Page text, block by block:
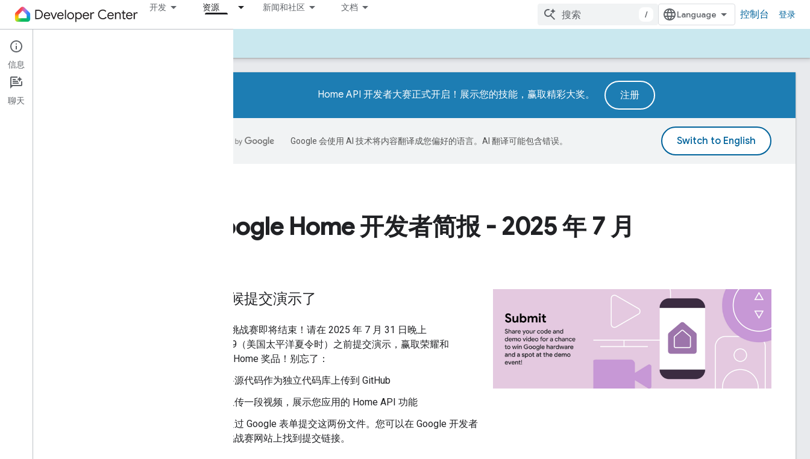
开发 资源 新闻和社区 文档
/ 控制台 登录
Home API 开发者大赛正式开启！展示您的技能，赢取精彩大奖。 注册
Google 会使用 AI 技术将内容翻译成您偏好的语言。AI 翻译可能包含错误。
Google Home 开发者简报 - 2025 年 7 月
是时候提交演示了
开发者挑战赛即将结束！请在 2025 年 7 月 31 日晚上
11:59:59（美国太平洋夏令时）之前提交演示，赢取荣耀和
Google Home 奖品！别忘了：
将源代码作为独立代码库上传到 GitHub
上传一段视频，展示您应用的 Home API 功能
通过 Google 表单提交这两份文件。您可以在 Google 开发者
挑战赛网站上找到提交链接。
信息
聊天